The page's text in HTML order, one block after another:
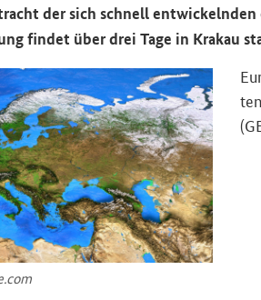
der sich schnell
fin­det über drei Tage in Kra­kau